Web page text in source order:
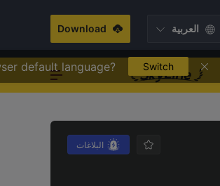
العربية
default language? Switch
Download
البلاغات